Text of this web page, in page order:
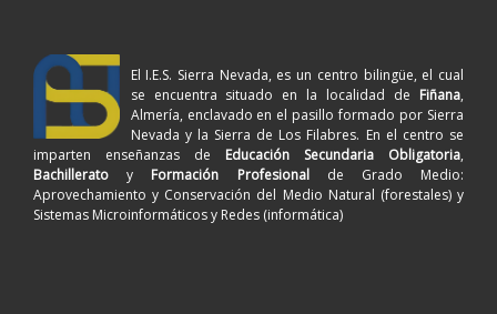
El I.E.S. Sierra Nevada, es un centro bilingüe, el cual
se encuentra situado en la localidad de Fiñana,
Almería, enclavado en el pasillo formado por Sierra
Nevada y la Sierra de Los Filabres. En el centro se
imparten enseñanzas de Educación Secundaria Obligatoria,
Bachillerato y Formación Profesionalde Grado Medio:
Aprovechamiento y Conservación del Medio Natural (forestales) y
Sistemas Microinformáticos y Redes (informática)